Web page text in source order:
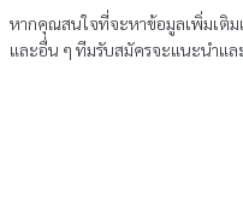
หากคุณสนใจที่จะหาข้อมูลเพิ่มเติม
และอื่น ๆ ทีมรับสมัครจะแนะนํา